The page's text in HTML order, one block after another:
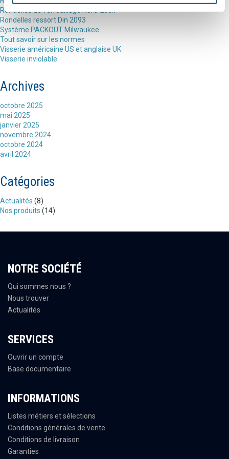
Rondelles de verrouillage Nord-Lock
Rondelles ressort Din 2093
Système PACKOUT Milwaukee
Tout savoir sur les normes
Visserie américaine US et anglaise UK
Visserie inviolable
Archives
octobre 2025
mai 2025
janvier 2025
novembre 2024
octobre 2024
avril 2024
Catégories
Actualités (8)
Nos produits (14)
NOTRE SOCIÉTÉ
Qui sommes nous ?
Nous trouver
Actualités
SERVICES
Ouvrir un compte
Base documentaire
INFORMATIONS
Listes métiers et sélections
Conditions générales de vente
Conditions de livraison
Garanties